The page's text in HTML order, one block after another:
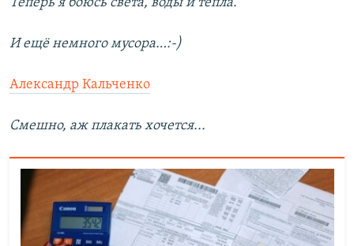
И ещё немного мусора…:-)
Александр Кальченко
Смешно, аж плакать хочется...